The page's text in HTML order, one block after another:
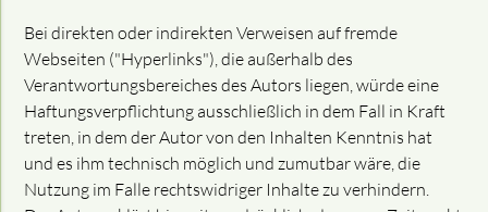
Bei direkten oder indirekten Verweisen auf fremde
Webseiten ("Hyperlinks"), die außerhalb des
Verantwortungsbereiches des Autors liegen, würde eine
Haftungsverpflichtung ausschließlich in dem Fall in Kraft
treten, in dem der Autor von den Inhalten Kenntnis hat
und es ihm technisch möglich und zumutbar wäre, die
Nutzung im Falle rechtswidriger Inhalte zu verhindern.